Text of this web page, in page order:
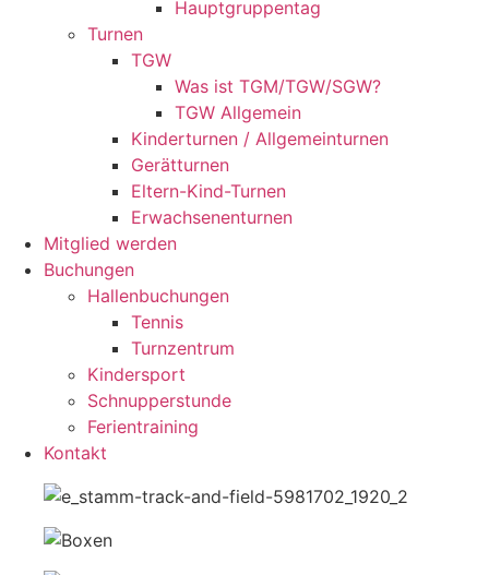
Hauptgruppentag
Turnen
TGW
Was ist TGM/TGW/SGW?
TGW Allgemein
Kinderturnen / Allgemeinturnen
Gerätturnen
Eltern-Kind-Turnen
Erwachsenenturnen
Mitglied werden
Buchungen
Hallenbuchungen
Tennis
Turnzentrum
Kindersport
Schnupperstunde
Ferientraining
Kontakt